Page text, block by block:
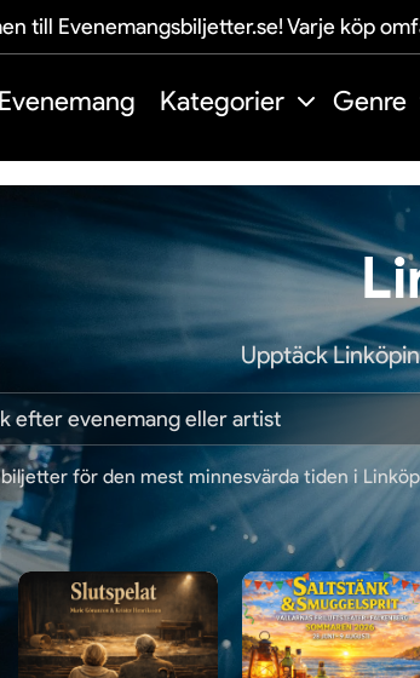
till Evenemangsbiljetter.se! Varje köp
Kategorier Genre
Upptäck
för den mest minnesvärda tiden i